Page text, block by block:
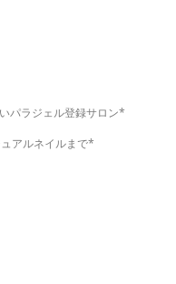
パラジェル登録サロン*
アルネイルまで*